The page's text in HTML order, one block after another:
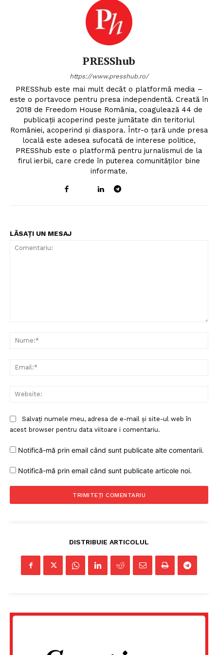
PRESShub
https://www.presshub.ro/
PRESShub este mai mult decât o platformă media –
este o portavoce pentru presa independentă. Creată în
2018 de Freedom House România, coagulează 44 de
publicații acoperind peste jumătate din teritoriul
României, acoperind și diaspora. Într-o țară unde presa
locală este adesea sufocată de interese politice,
PRESShub este o platformă pentru jurnalismul de la
firul ierbii, care crede în puterea comunităților bine
informate.
LĂSAȚI UN MESAJ
Salvați numele meu, adresa de e-mail și site-ul web în
acest browser pentru data viitoare i comentariu.
Notifică-mă prin email când sunt publicate alte comentarii.
Notifică-mă prin email când sunt publicate articole noi.
DISTRIBUIE ARTICOLUL